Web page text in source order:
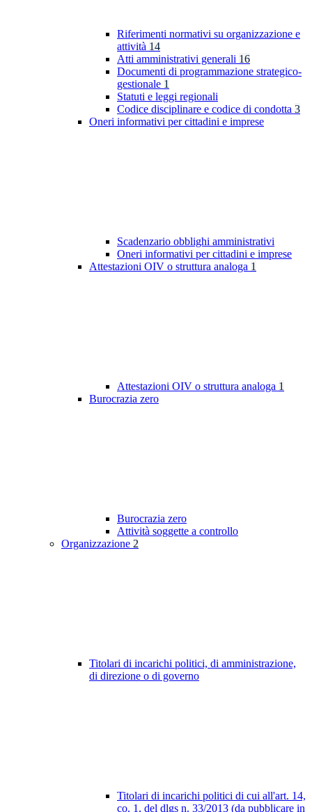
Riferimenti normativi su organizzazione e
attività 14
Atti amministrativi generali 16
Documenti di programmazione strategico-
gestionale 1
Statuti e leggi regionali
Codice disciplinare e codice di condotta 3
Oneri informativi per cittadini e imprese
Scadenzario obblighi amministrativi
Oneri informativi per cittadini e imprese
Attestazioni OIV o struttura analoga 1
Attestazioni OIV o struttura analoga 1
Burocrazia zero
Burocrazia zero
Attività soggette a controllo
Organizzazione 2
Titolari di incarichi politici, di amministrazione,
di direzione o di governo
Titolari di incarichi politici di cui all'art. 14,
co. 1, del dlgs n. 33/2013 (da pubblicare in